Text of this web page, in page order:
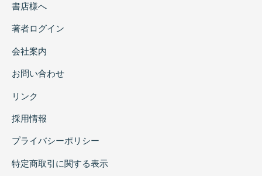
書店様へ
著者ログイン
会社案内
お問い合わせ
リンク
採用情報
プライバシーポリシー
特定商取引に関する表示